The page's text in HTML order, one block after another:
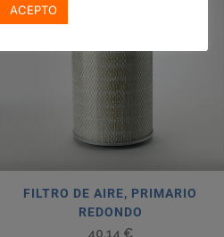
FILTRO DE AIRE, PRIMARIO
REDONDO
40,14 €
ACEPTO